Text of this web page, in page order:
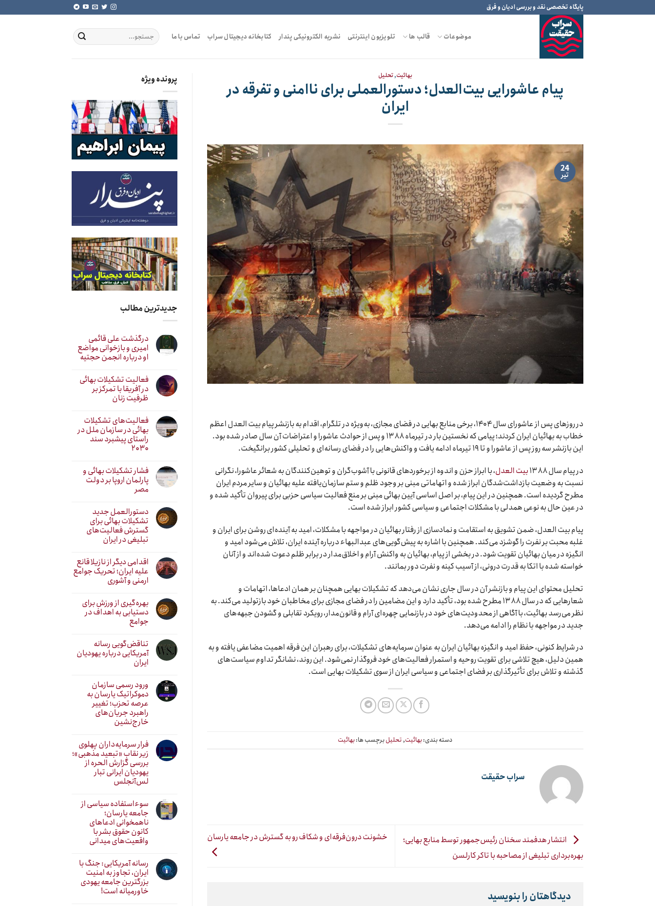
to
پایگاه تخصصی نقد و بررسی ادیان و فرق
موضوعات قالب ها تلویزیون اینترنتی نشریه الکترونیکی پندار کتابخانه دیجیتال سراب تماس با ما
بهائیت,تحلیل
پیام عاشورایی بیت‌العدل؛ دستورالعملی برای ناامنی و تفرقه در
ایران
24
تیر
در روزهای پس از عاشورای سال ۱۴۰۴، برخی منابع بهایی در فضای مجازی، به‌ویژه در تلگرام، اقدام به بازنشر پیام بیت العدل اعظم
خطاب به بهائیان ایران کردند؛ پیامی که نخستین بار در تیرماه ۱۳۸۸ و پس از حوادث عاشورا و اعتراضات آن سال صادر شده بود.
این بازنشر سه روز پس از عاشورا و تا ۱۹ تیرماه ادامه یافت و واکنش‌هایی را در فضای رسانه‌ای و تحلیلی کشور برانگیخت.
در پیام سال ۱۳۸۸
بیت العدل، با ابراز حزن و اندوه از برخوردهای قانونی با آشوب‌گران و توهین‌کنندگان به شعائر عاشورا، نگرانی
نسبت به وضعیت بازداشت‌شدگان ابراز شده و اتهاماتی مبنی بر وجود ظلم و ستم سازمان‌یافته علیه بهائیان و سایر مردم ایران
مطرح گردیده است. همچنین در این پیام، بر اصل اساسی آیین بهائی مبنی بر منع فعالیت سیاسی حزبی برای پیروان تأکید شده و
در عین حال به نوعی همدلی با مشکلات اجتماعی و سیاسی کشور ابراز شده است.
پیام بیت العدل، ضمن تشویق به استقامت و نمادسازی از رفتار بهائیان در مواجهه با مشکلات، امید به آینده‌ای روشن برای ایران و
غلبه محبت بر نفرت را گوشزد می‌کند. همچنین با اشاره به پیش‌گویی‌های عبدالبهاء درباره آینده ایران، تلاش می‌شود امید و
انگیزه در میان بهائیان تقویت شود. در بخشی از پیام، بهائیان به واکنش آرام و اخلاق‌مدار در برابر ظلم دعوت شده‌اند و از آنان
خواسته شده با اتکا به قدرت درونی، از آسیب کینه و نفرت دور بمانند.
تحلیل محتوای این پیام و بازنشر آن در سال جاری نشان می‌دهد که تشکیلات بهایی همچنان بر همان ادعاها، اتهامات و
شعارهایی که در سال ۱۳۸۸ مطرح شده بود، تأکید دارد و این مضامین را در فضای مجازی برای مخاطبان خود بازتولید می‌کند. به
نظر می‌رسد بهائیت، با آگاهی از محدودیت‌های خود در بازنمایی چهره‌ای آرام و قانون‌مدار، رویکرد تقابلی و گشودن جبهه‌های
جدید در مواجهه با نظام را ادامه می‌دهد.
در شرایط کنونی، حفظ امید و انگیزه بهائیان ایران به عنوان سرمایه‌های تشکیلات، برای رهبران این فرقه اهمیت مضاعفی یافته و به
همین دلیل، هیچ تلاشی برای تقویت روحیه و استمرار فعالیت‌های خود فروگذار نمی‌شود. این روند، نشانگر تداوم سیاست‌های
گذشته و تلاش برای تأثیرگذاری بر فضای اجتماعی و سیاسی ایران از سوی تشکیلات بهایی است.
دسته بندی:بهائیت,تحلیلبرچسب ها:بهائیت
سراب حقیقت
انتشار هدفمند سخنان رئیس‌جمهور توسط منابع بهایی؛
بهره‌برداری تبلیغی از مصاحبه با تاکر کارلسن
خشونت درون‌فرقه‌ای و شکاف رو به گسترش در جامعه یارسان
دیدگاهتان را بنویسید
پرونده ویژه
جدیدترین مطالب
درگذشت علی قائمی
امیری و بازخوانی مواضع
او درباره انجمن حجتیه
فعالیت تشکیلات بهائی
در آفریقا با تمرکز بر
ظرفیت زنان
فعالیت‌های تشکیلات
بهائی در سازمان ملل در
راستای پیشبرد سند
۲۰۳۰
فشار تشکیلات بهائی و
پارلمان اروپا بر دولت
مصر
دستورالعمل جدید
تشکیلات بهائی برای
گسترش فعالیت‌های
تبلیغی در ایران
اقدامی دیگر از نازیلا قانع
علیه ایران؛ تحریک جوامع
ارمنی و آشوری
بهره‌گیری از ورزش برای
دستیابی به اهداف در
جوامع
تناقض‌گویی رسانه
آمریکایی درباره یهودیان
ایران
ورود رسمی سازمان
دموکراتیک یارسان به
عرصه تحزب؛ تغییر
راهبرد جریان‌های
خارج‌نشین
فرار سرمایه‌داران پهلوی
زیر نقابِ «تبعید مذهبی»؛
بررسی گزارش الحره از
یهودیان ایرانی تبار
لس‌آنجلس
سوءاستفاده سیاسی از
جامعه یارسان؛
ناهمخوانی ادعاهای
کانون حقوق بشر با
واقعیت‌های میدانی
رسانه آمریکایی: جنگ با
ایران، تجاوز به امنیت
بزرگترین جامعه یهودی
خاورمیانه است!